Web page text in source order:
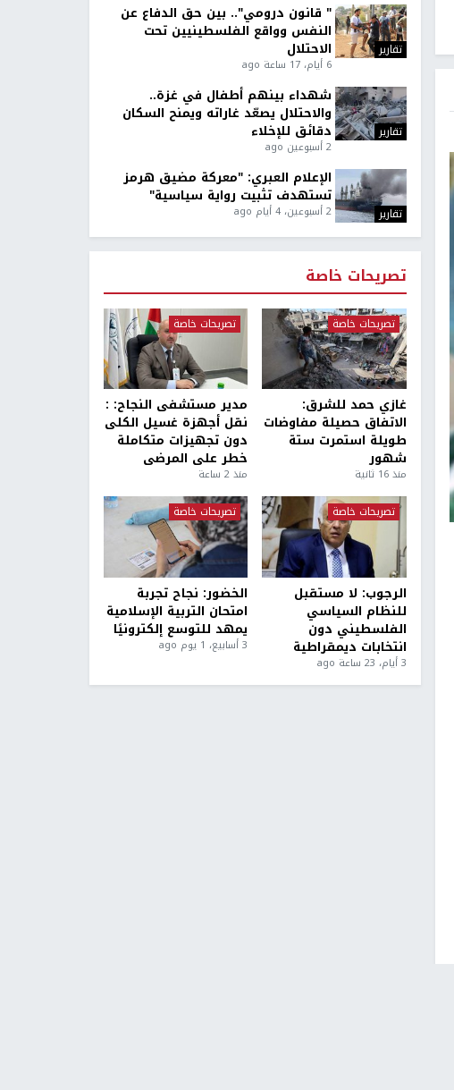
تقارير
" قانون درومي".. بين حق الدفاع عن
النفس وواقع الفلسطينيين تحت
الاحتلال
6 أيام، 17 ساعة ago
تقارير
شهداء بينهم أطفال في غزة..
والاحتلال يصعّد غاراته ويمنح السكان
دقائق للإخلاء
2 أسبوعين ago
تقارير
الإعلام العبري: "معركة مضيق هرمز
تستهدف تثبيت رواية سياسية"
2 أسبوعين، 4 أيام ago
تصريحات خاصة
تصريحات خاصة
غازي حمد للشرق:
الاتفاق حصيلة مفاوضات
طويلة استمرت ستة
شهور
منذ 16 ثانية
تصريحات خاصة
مدير مستشفى النجاح: :
نقل أجهزة غسيل الكلى
دون تجهيزات متكاملة
خطر على المرضى
منذ 2 ساعة
تصريحات خاصة
الرجوب: لا مستقبل
للنظام السياسي
الفلسطيني دون
انتخابات ديمقراطية
3 أيام، 23 ساعة ago
تصريحات خاصة
الخضور: نجاح تجربة
امتحان التربية الإسلامية
يمهد للتوسع إلكترونيًا
3 أسابيع، 1 يوم ago